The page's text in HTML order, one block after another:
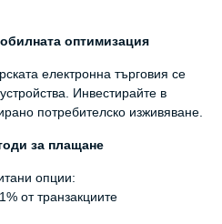
оптимизация
електронна търговия се
Инвестирайте в
потребителско изживяване.
за плащане
опции:
от транзакциите